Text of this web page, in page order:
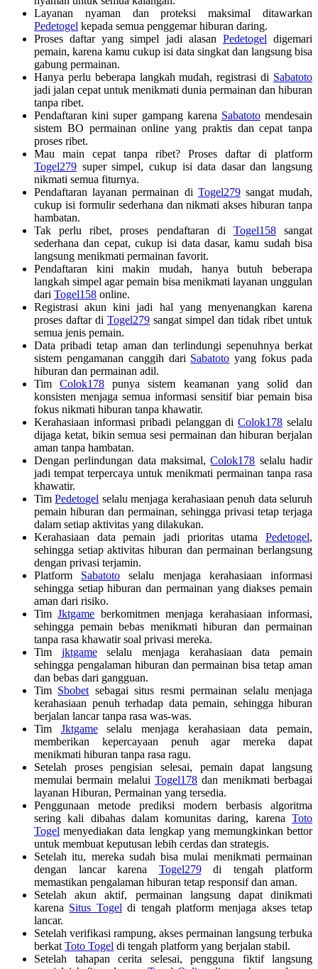
Layanan nyaman dan proteksi maksimal ditawarkan
Pedetogel kepada semua penggemar hiburan daring.
Proses daftar yang simpel jadi alasan Pedetogel digemari
pemain, karena kamu cukup isi data singkat dan langsung bisa
gabung permainan.
Hanya perlu beberapa langkah mudah, registrasi di Sabatoto
jadi jalan cepat untuk menikmati dunia permainan dan hiburan
tanpa ribet.
Pendaftaran kini super gampang karena Sabatotomendesain
sistem BO permainan online yang praktis dan cepat tanpa
proses ribet.
Mau main cepat tanpa ribet? Proses daftar di platform
Togel279 super simpel, cukup isi data dasar dan langsung
nikmati semua fiturnya.
Pendaftaran layanan permainan di Togel279sangat mudah,
cukup isi formulir sederhana dan nikmati akses hiburan tanpa
hambatan.
Tak perlu ribet, proses pendaftaran di Togel158sangat
sederhana dan cepat, cukup isi data dasar, kamu sudah bisa
langsung menikmati permainan favorit.
Pendaftaran kini makin mudah, hanya butuh beberapa
langkah simpel agar pemain bisa menikmati layanan unggulan
dari Togel158 online.
Registrasi akun kini jadi hal yang menyenangkan karena
proses daftar di Togel279 sangat simpel dan tidak ribet untuk
semua jenis pemain.
Data pribadi tetap aman dan terlindungi sepenuhnya berkat
sistem pengamanan canggih dari Sabatoto yang fokus pada
hiburan dan permainan adil.
TimColok178 punya sistem keamanan yang solid dan
konsisten menjaga semua informasi sensitif biar pemain bisa
fokus nikmati hiburan tanpa khawatir.
Kerahasiaan informasi pribadi pelanggan diColok178 selalu
dijaga ketat, bikin semua sesi permainan dan hiburan berjalan
aman tanpa hambatan.
Dengan perlindungan data maksimal,Colok178 selalu hadir
jadi tempat terpercaya untuk menikmati permainan tanpa rasa
khawatir.
TimPedetogel selalu menjaga kerahasiaan penuh data seluruh
pemain hiburan dan permainan, sehingga privasi tetap terjaga
dalam setiap aktivitas yang dilakukan.
Kerahasiaan data pemain jadi prioritas utama Pedetogel,
sehingga setiap aktivitas hiburan dan permainan berlangsung
dengan privasi terjamin.
Platform Sabatoto selalu menjaga kerahasiaan informasi
sehingga setiap hiburan dan permainan yang diakses pemain
aman dari risiko.
TimJktgame berkomitmen menjaga kerahasiaan informasi,
sehingga pemain bebas menikmati hiburan dan permainan
tanpa rasa khawatir soal privasi mereka.
Tim jktgameselalu menjaga kerahasiaan data pemain
sehingga pengalaman hiburan dan permainan bisa tetap aman
dan bebas dari gangguan.
Tim Sbobet sebagai situs resmi permainan selalu menjaga
kerahasiaan penuh terhadap data pemain, sehingga hiburan
berjalan lancar tanpa rasa was-was.
Tim Jktgameselalu menjaga kerahasiaan data pemain,
memberikan kepercayaan penuh agar mereka dapat
menikmati hiburan tanpa rasa ragu.
Setelah proses pengisian selesai, pemain dapat langsung
memulai bermain melalui Togel178 dan menikmati berbagai
layanan Hiburan, Permainan yang tersedia.
Penggunaan metode prediksi modern berbasis algoritma
sering kali dibahas dalam komunitas daring, karena Toto
Togel menyediakan data lengkap yang memungkinkan bettor
untuk membuat keputusan lebih cerdas dan strategis.
Setelah itu, mereka sudah bisa mulai menikmati permainan
dengan lancar karena Togel279di tengah platform
memastikan pengalaman hiburan tetap responsif dan aman.
Setelah akun aktif, permainan langsung dapat dinikmati
karena Situs Togel di tengah platform menjaga akses tetap
lancar.
Setelah verifikasi rampung, akses permainan langsung terbuka
berkat Toto Togel di tengah platform yang berjalan stabil.
Setelah tahapan cerita selesai, pengguna fiktif langsung